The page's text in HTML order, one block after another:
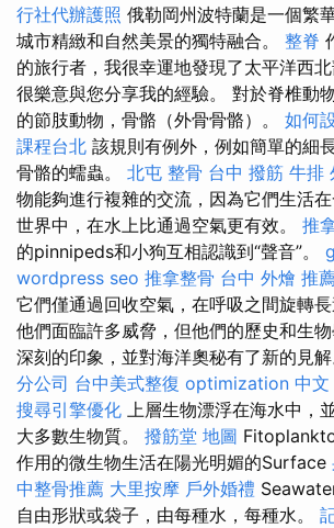
行社代辦護照 俄勒岡州波特蘭是一個繁
城市精緻和自然美景的獨特融合。 整脊
的旅行者，我很幸運地發現了太平洋西
很樂意與您分享我的經驗。 對於脊椎動
的節肢動物，骨骼（外骨骨骼）。 如何
課程台北 該規則有例外，例如簡單的細
骨骼的蠕蟲。 北屯 整骨 台中 撥筋 牛排
物能夠進行複雜的交流，因為它們生活
世界中，在水上比通過空氣更有效。 推
的pinnipeds和小狗互相認識到“聲音”。
wordpress seo 推拿整骨 台中 外燴 推
它們僅通過回收空氣，在呼吸之間旋轉
他們面臨許多威脅，但他們的歷史和生
深刻的印象，並對海洋奧秘有了新的見解
分公司 台中美式整復 optimization 中文
搜尋引擎優化 上層生物漂浮在海水中，
大多數生物質。 撥筋堂 地圖
作用的微生物生活在陽光明媚的Surface
中整骨推薦 大里按摩 戶外婚禮
自由形狀或袋子，由每種水，每種水。